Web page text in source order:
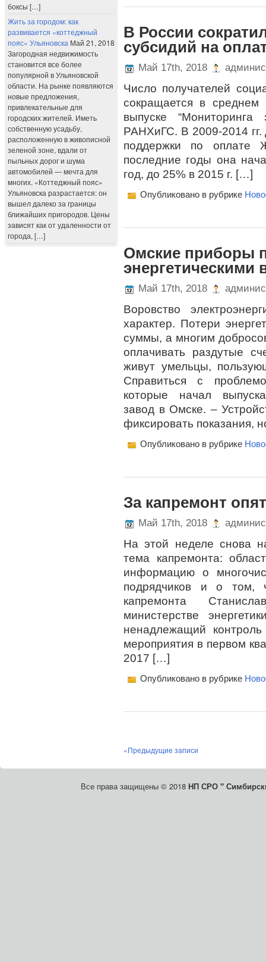
боксы […]
Жить за городом: как
развивается «коттеджный
пояс» Ульяновска Май 21, 2018
Загородная недвижимость
становится все более
популярной в Ульяновской
области. На рынке появляются
новые предложения,
привлекательные для
городских жителей. Иметь
собственную усадьбу,
расположенную в живописной
зеленой зоне, вдали от
пыльных дорог и шума
автомобилей — мечта для
многих. «Коттеджный пояс»
Ульяновска разрастается: он
вышел далеко за границы
ближайших пригородов. Цены
зависят как от удаленности от
города, […]
В России
субсидий на
Май 17th, 2018
Число получателей
сокращается в
выпуске
РАНХиГС. В 2009-2014 гг.
поддержки по оплате
последние годы она
год, до 25% в 2015 г. […]
Опубликовано в рубрике
Омские приборы
энергетическими
Май 17th, 2018
Воровство
характер. Потери
суммы, а многим
оплачивать раздутые
живут умельцы,
Справиться с
которые начал
завод в Омске. –
фиксировать показания,
Опубликовано в рубрике
За капремонт
Май 17th, 2018
На этой неделе снова
тема капремонта:
информацию о
подрядчиков и о том,
капремонта
министерстве
ненадлежащий
мероприятия в первом
2017 […]
Опубликовано в рубрике
«Предыдущие записи
Все права защищены © 2018 НП СРО "